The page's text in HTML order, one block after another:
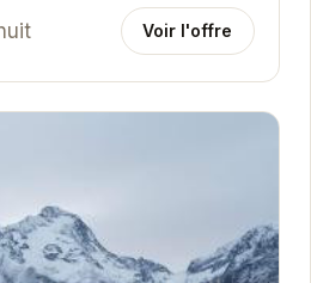
Voir l'offre